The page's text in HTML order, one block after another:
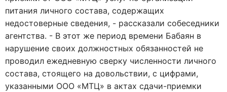
питания личного состава, содержащих
недостоверные сведения, - рассказали собеседники
агентства. - В этот же период времени Бабаян в
нарушение своих должностных обязанностей не
проводил ежедневную сверку численности личного
состава, стоящего на довольствии, с цифрами,
указанными ООО «МТЦ» в актах сдачи-приемки